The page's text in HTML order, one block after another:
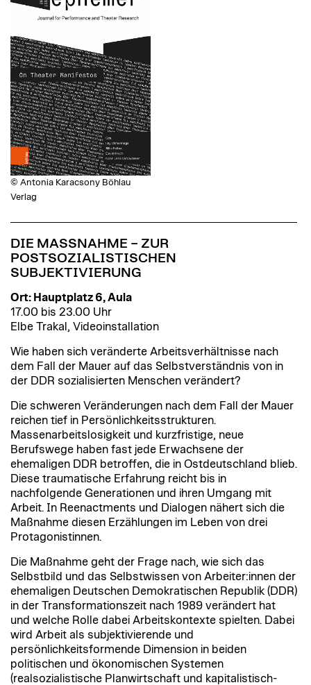
© Antonia Karacsony Böhlau
Verlag
DIE MASSNAHME – ZUR P
OSTSOZIALISTISCHEN S
UBJEKTIVIERUNG
Ort: Hauptplatz 6, Aula
17.00 bis 23.00 Uhr
Elbe Trakal, Videoinstallation
Wie haben sich veränderte Arbeitsverhältnisse nach
dem Fall der Mauer auf das Selbstverständnis von in
der DDR sozialisierten Menschen verändert?
Die schweren Veränderungen nach dem Fall der Mauer
reichen tief in Persönlichkeitsstrukturen.
Massenarbeitslosigkeit und kurzfristige, neue
Berufswege haben fast jede Erwachsene der
ehemaligen DDR betroffen, die in Ostdeutschland blieb.
Diese traumatische Erfahrung reicht bis in
nachfolgende Generationen und ihren Umgang mit
Arbeit. In Reenactments und Dialogen nähert sich die
Maßnahme diesen Erzählungen im Leben von drei
Protagonistinnen.
Die Maßnahme geht der Frage nach, wie sich das
Selbstbild und das Selbstwissen von Arbeiter:innen der
ehemaligen Deutschen Demokratischen Republik (DDR)
in der Transformationszeit nach 1989 verändert hat
und welche Rolle dabei Arbeitskontexte spielten. Dabei
wird Arbeit als subjektivierende und
persönlichkeitsformende Dimension in beiden
politischen und ökonomischen Systemen
(realsozialistische Planwirtschaft und kapitalistisch-